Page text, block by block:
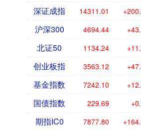
深证成指 14311.01
沪深300 4694.44
北证50 1134.24
创业板指 3563.12
基金指数 7242.10
国债指数 229.69
期指IC0 7877.80